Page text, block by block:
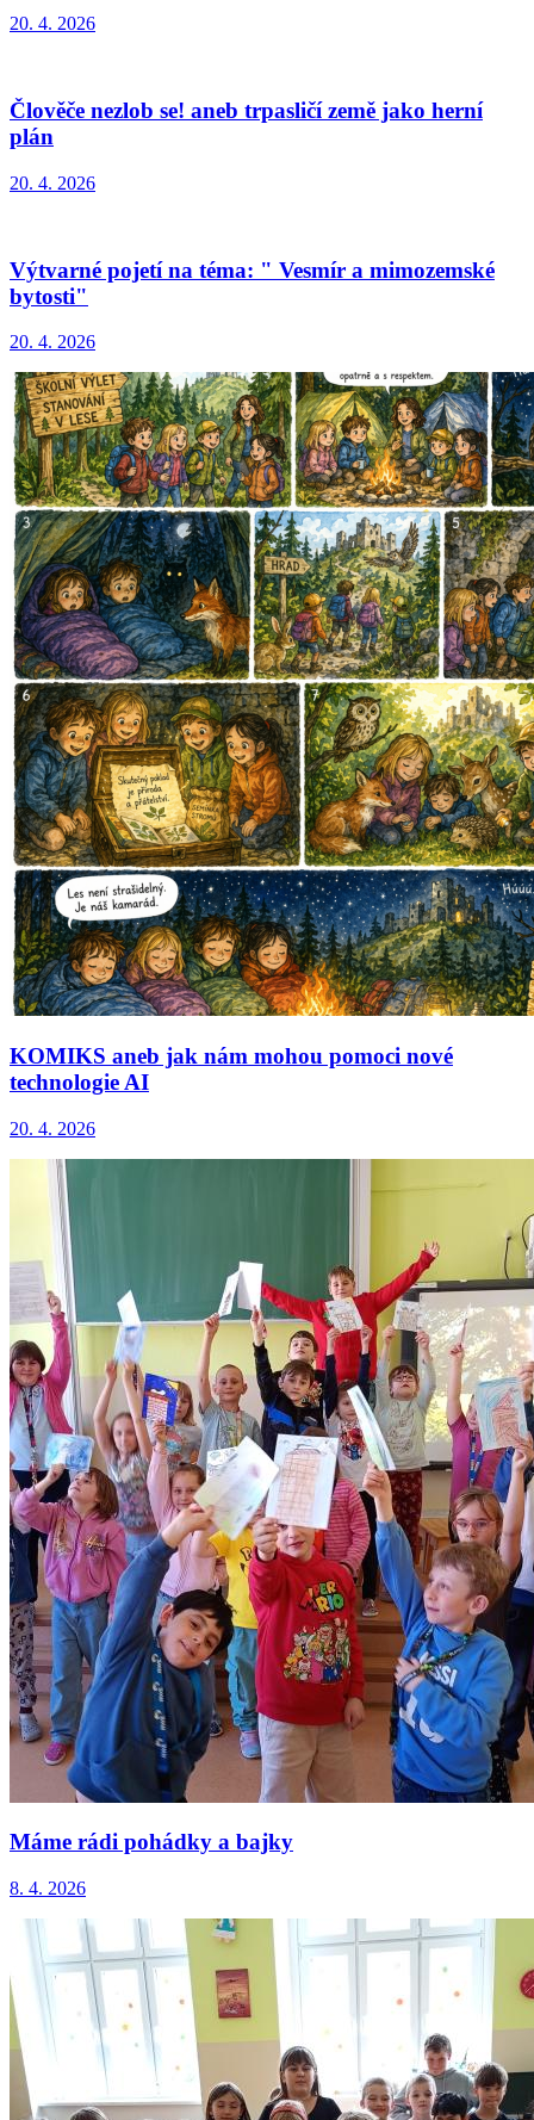
20. 4. 2026
Člověče nezlob se! aneb trpasličí země jako herní
plán
20. 4. 2026
Výtvarné pojetí na téma: " Vesmír a mimozemské
bytosti"
20. 4. 2026
KOMIKS aneb jak nám mohou pomoci nové
technologie AI
20. 4. 2026
Máme rádi pohádky a bajky
8. 4. 2026